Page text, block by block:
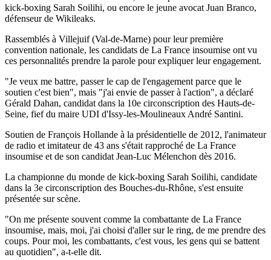
kick-boxing Sarah Soilihi, ou encore le jeune avocat Juan Branco,
défenseur de Wikileaks.
Rassemblés à Villejuif (Val-de-Marne) pour leur première
convention nationale, les candidats de La France insoumise ont vu
ces personnalités prendre la parole pour expliquer leur engagement.
"Je veux me battre, passer le cap de l'engagement parce que le
soutien c'est bien", mais "j'ai envie de passer à l'action", a déclaré
Gérald Dahan, candidat dans la 10e circonscription des Hauts-de-
Seine, fief du maire UDI d'Issy-les-Moulineaux André Santini.
Soutien de François Hollande à la présidentielle de 2012, l'animateur
de radio et imitateur de 43 ans s'était rapproché de La France
insoumise et de son candidat Jean-Luc Mélenchon dès 2016.
La championne du monde de kick-boxing Sarah Soilihi, candidate
dans la 3e circonscription des Bouches-du-Rhône, s'est ensuite
présentée sur scène.
"On me présente souvent comme la combattante de La France
insoumise, mais, moi, j'ai choisi d'aller sur le ring, de me prendre des
coups. Pour moi, les combattants, c'est vous, les gens qui se battent
au quotidien", a-t-elle dit.